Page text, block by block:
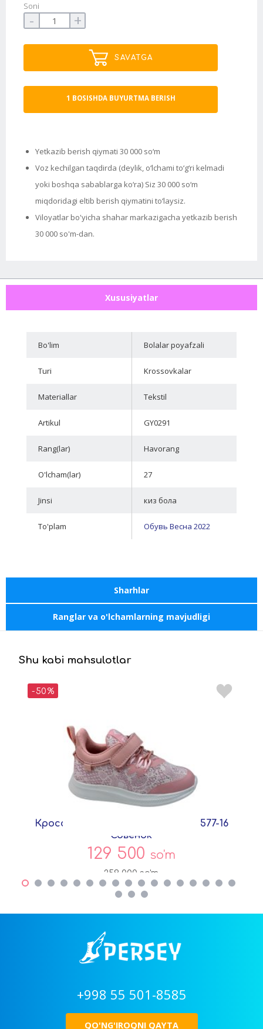
Soni
- +
SAVATGA
1 BOSISHDA BUYURTMA BERISH
Yetkazib berish qiymati 30 000 so‘m
Voz kechilgan taqdirda (deylik, o‘lchami to‘g‘ri kelmadi
yoki boshqa sabablarga ko‘ra) Siz 30 000 so‘m
miqdoridagi eltib berish qiymatini to‘laysiz.
Viloyatlar bo'yicha shahar markazigacha yetkazib berish
30 000 so'm-dan.
Xususiyatlar
Bo'lim Bolalar poyafzali
Turi Krossovkalar
Materiallar Tekstil
Artikul GY0291
Rang(lar) Havorang
O'lcham(lar) 27
Jinsi киз бола
To'plam Обувь Весна 2022
Sharhlar
Ranglar va o'lchamlarning mavjudligi
Shu kabi mahsulotlar
-50%
Кроссовки Розовый Текстиль C5577-16
Совёнок
129 500 so'm
259 000 so'm
+998 55 501-8585
QO'NG'IROQNI QAYTA